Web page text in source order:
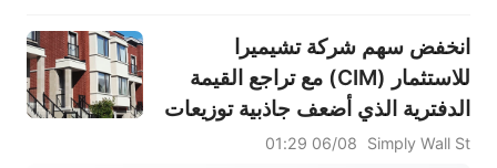
انخفض سهم شركة تشيميرا
للاستثمار (CIM) مع تراجع القيمة
الدفترية الذي أضعف جاذبية توزيعات
الأرباح
Simply Wall St
06/08 01:29